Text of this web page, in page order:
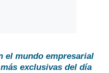
el mundo empresarial
exclusivas del día